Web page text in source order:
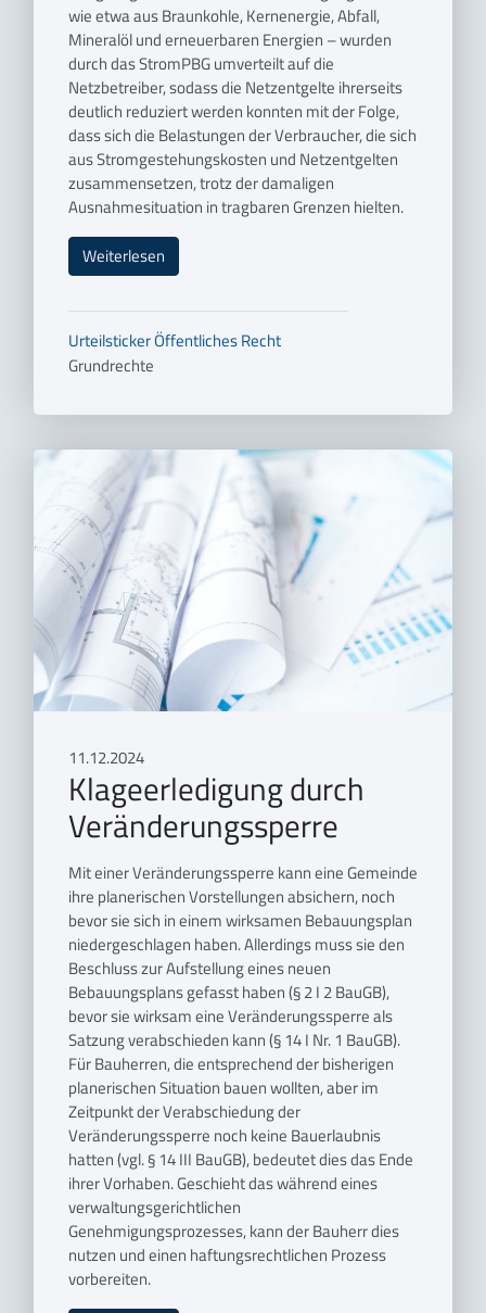
wie etwa aus Braunkohle, Kernenergie, Abfall,
Mineralöl und erneuerbaren Energien – wurden
durch das StromPBG umverteilt auf die
Netzbetreiber, sodass die Netzentgelte ihrerseits
deutlich reduziert werden konnten mit der Folge,
dass sich die Belastungen der Verbraucher, die sich
aus Stromgestehungskosten und Netzentgelten
zusammensetzen, trotz der damaligen
Ausnahmesituation in tragbaren Grenzen hielten.
Weiterlesen
UrteilstickerÖffentliches Recht
Grundrechte
11.12.2024
Klageerledigung durch
Veränderungssperre
Mit einer Veränderungssperre kann eine Gemeinde
ihre planerischen Vorstellungen absichern, noch
bevor sie sich in einem wirksamen Bebauungsplan
niedergeschlagen haben. Allerdings muss sie den
Beschluss zur Aufstellung eines neuen
Bebauungsplans gefasst haben (§ 2 I 2 BauGB),
bevor sie wirksam eine Veränderungssperre als
Satzung verabschieden kann (§ 14 I Nr. 1 BauGB).
Für Bauherren, die entsprechend der bisherigen
planerischen Situation bauen wollten, aber im
Zeitpunkt der Verabschiedung der
Veränderungssperre noch keine Bauerlaubnis
hatten (vgl. § 14 III BauGB), bedeutet dies das Ende
ihrer Vorhaben. Geschieht das während eines
verwaltungsgerichtlichen
Genehmigungsprozesses, kann der Bauherr dies
nutzen und einen haftungsrechtlichen Prozess
vorbereiten.